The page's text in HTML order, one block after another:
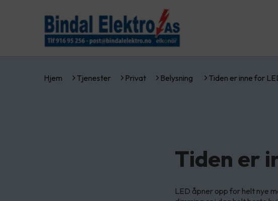
Hjem Tjenester Privat Belysning Tiden er inne for
Tiden er
LED åpner opp for helt nye